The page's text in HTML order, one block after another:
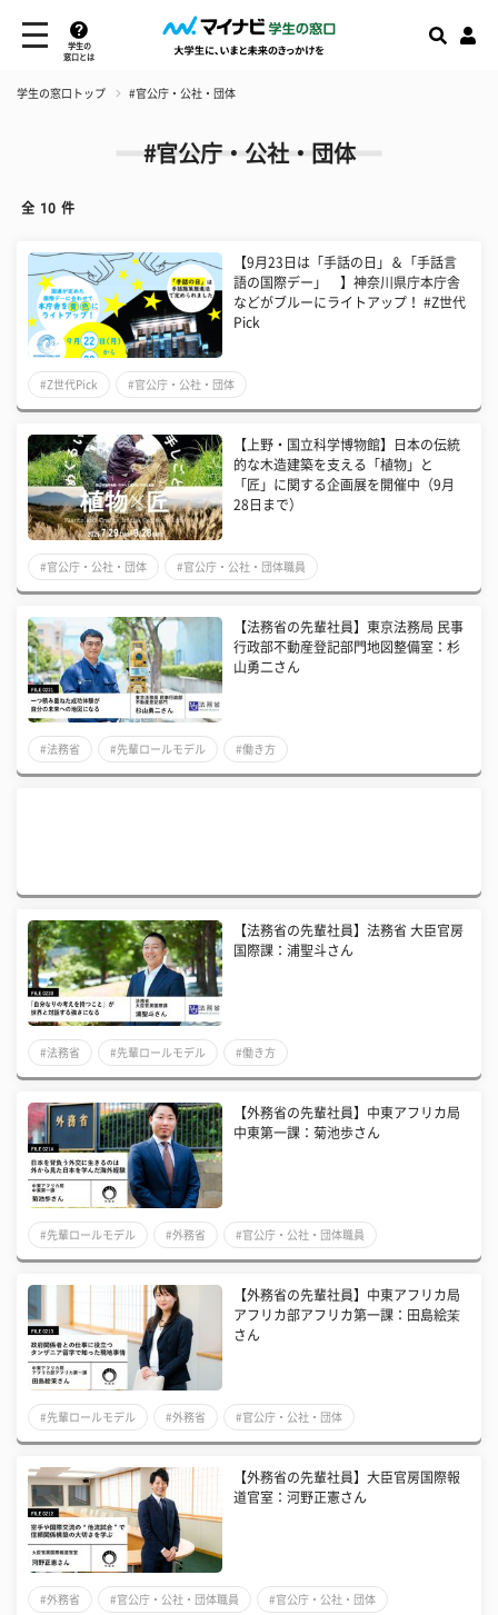
学生の
窓口とは
学生の窓口トップ #官公庁・公社・団体
#官公庁・公社・団体
全 10 件
【9月23日は「手話の日」＆「手話言
語の国際デー」 】神奈川県庁本庁舎
などがブルーにライトアップ！ #Z世代
Pick
#Z世代Pick #官公庁・公社・団体
【上野・国立科学博物館】日本の伝統
的な木造建築を支える「植物」と
「匠」に関する企画展を開催中（9月
28日まで）
#官公庁・公社・団体 #官公庁・公社・団体職員
【法務省の先輩社員】東京法務局 民事
行政部不動産登記部門地図整備室：杉
山勇二さん
#法務省 #先輩ロールモデル #働き方
【法務省の先輩社員】法務省 大臣官房
国際課：浦聖斗さん
#法務省 #先輩ロールモデル #働き方
【外務省の先輩社員】中東アフリカ局
中東第一課：菊池歩さん
#先輩ロールモデル #外務省 #官公庁・公社・団体職員
【外務省の先輩社員】中東アフリカ局
アフリカ部アフリカ第一課：田島絵茉
さん
#先輩ロールモデル #外務省 #官公庁・公社・団体
【外務省の先輩社員】大臣官房国際報
道官室：河野正憲さん
#外務省 #官公庁・公社・団体職員 #官公庁・公社・団体